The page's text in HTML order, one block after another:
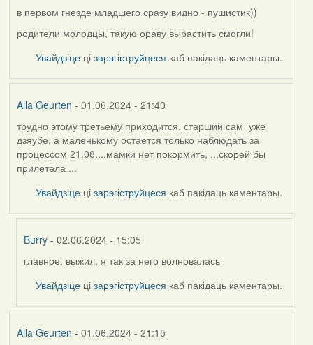
в первом гнезде младшего сразу видно - пушистик))
родители молодцы, такую ораву вырастить смогли!
Увайдзіце цізарэгіструйцеся каб пакідаць каментары.
Alla Geurten - 01.06.2024 - 21:40
трудно этому третьему приходится, старший сам уже
дзяубе, а маленькому остаётся только наблюдать за
процессом 21.08....мамки нет покормить, ...скорей бы
прилетела ...
Увайдзіце цізарэгіструйцеся каб пакідаць каментары.
Burry - 02.06.2024 - 15:05
In
reply
by
Geurten
главное, выжил, я так за него волновалась
Увайдзіце цізарэгіструйцеся каб пакідаць каментары.
Alla Geurten - 01.06.2024 - 21:15